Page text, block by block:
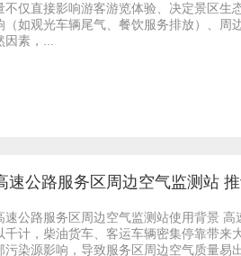
不仅直接影响游客游览体验、决定景区生
（如观光车辆尾气、餐饮服务排放）、周
因素，...
速公路服务区周边空气监测站
速公路服务区周边空气监测站使用背景
千计，柴油货车、客运车辆密集停靠带来
污染源影响，导致服务区周边空气质量易